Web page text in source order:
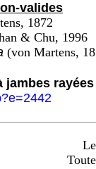
valides
1872
& Chu, 1996
(von Martens,
jambes rayées